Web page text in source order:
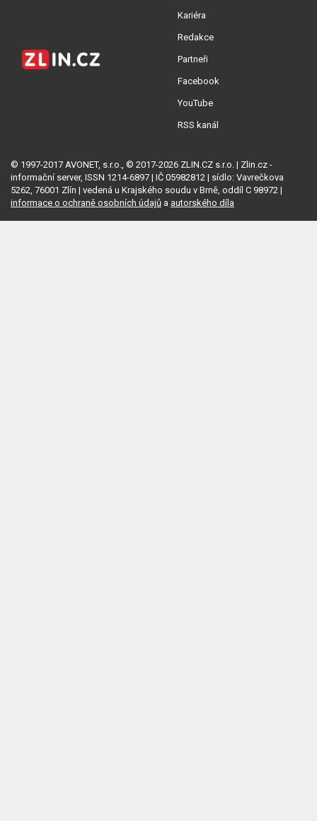
Kariéra
Redakce
Partneři
Facebook
YouTube
RSS kanál
© 1997-2017 AVONET, s.r.o., © 2017-2026 ZLIN.CZ s.r.o. | Zlin.cz -
informační server, ISSN 1214-6897 | IČ 05982812 | sídlo: Vavrečkova
5262, 76001 Zlín | vedená u Krajského soudu v Brně, oddíl C 98972 |
informace o ochraně osobních údajů a autorského díla